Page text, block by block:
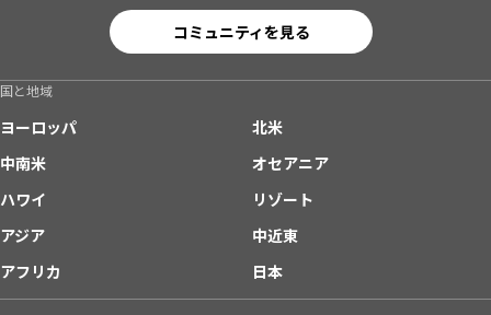
コミュニティを見る
国と地域
ヨーロッパ
北米
中南米
オセアニア
ハワイ
リゾート
アジア
中近東
アフリカ
日本